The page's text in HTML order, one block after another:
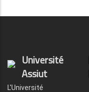
Université
Assiut
L'Université